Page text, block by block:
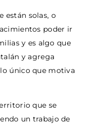
están solas, o
poder ir
y es algo que
y agrega
único que motiva
que se
un trabajo de